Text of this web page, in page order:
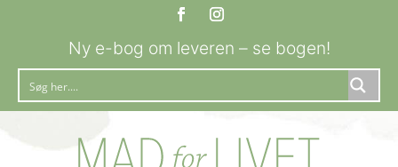
Ny e-bog om leveren – se bogen!